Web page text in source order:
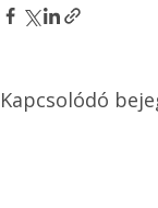
Kapcsolódó